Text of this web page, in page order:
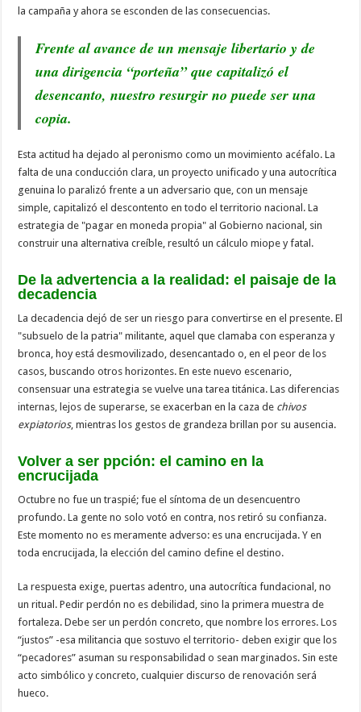
la campaña y ahora se esconden de las consecuencias.
Frente al avance de un mensaje libertario y de
una dirigencia “porteña” que capitalizó el
desencanto, nuestro resurgir no puede ser una
copia.
Esta actitud ha dejado al peronismo como un movimiento acéfalo. La
falta de una conducción clara, un proyecto unificado y una autocrítica
genuina lo paralizó frente a un adversario que, con un mensaje
simple, capitalizó el descontento en todo el territorio nacional. La
estrategia de "pagar en moneda propia" al Gobierno nacional, sin
construir una alternativa creíble, resultó un cálculo miope y fatal.
De la advertencia a la realidad: el paisaje de la
decadencia
La decadencia dejó de ser un riesgo para convertirse en el presente. El
"subsuelo de la patria" militante, aquel que clamaba con esperanza y
bronca, hoy está desmovilizado, desencantado o, en el peor de los
casos, buscando otros horizontes. En este nuevo escenario,
consensuar una estrategia se vuelve una tarea titánica. Las diferencias
internas, lejos de superarse, se exacerban en la caza de chivos
expiatorios, mientras los gestos de grandeza brillan por su ausencia.
Volver a ser ppción: el camino en la
encrucijada
Octubre no fue un traspié; fue el síntoma de un desencuentro
profundo. La gente no solo votó en contra, nos retiró su confianza.
Este momento no es meramente adverso: es una encrucijada. Y en
toda encrucijada, la elección del camino define el destino.
La respuesta exige, puertas adentro, una autocrítica fundacional, no
un ritual. Pedir perdón no es debilidad, sino la primera muestra de
fortaleza. Debe ser un perdón concreto, que nombre los errores. Los
“justos” -esa militancia que sostuvo el territorio- deben exigir que los
“pecadores” asuman su responsabilidad o sean marginados. Sin este
acto simbólico y concreto, cualquier discurso de renovación será
hueco.